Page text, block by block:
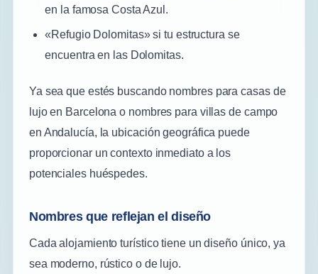
en la famosa Costa Azul.
«Refugio Dolomitas» si tu estructura se
encuentra en las Dolomitas.
Ya sea que estés buscando nombres para casas de
lujo en Barcelona o nombres para villas de campo
en Andalucía, la ubicación geográfica puede
proporcionar un contexto inmediato a los
potenciales huéspedes.
Nombres que reflejan el diseño
Cada alojamiento turístico tiene un diseño único, ya
sea moderno, rústico o de lujo.